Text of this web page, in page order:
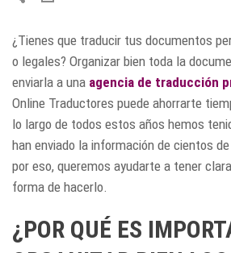
¿Tienes que traducir tus documentos
o legales? Organizar bien toda la
enviarla a una agencia de traducción
Online Traductores puede ahorrarte
lo largo de todos estos años hemos
han enviado la información de cientos
por eso, queremos ayudarte a tener
forma de hacerlo.
¿POR QUÉ ES